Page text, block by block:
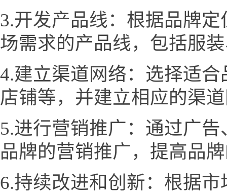
3.开发产品线：根据品牌
场需求的产品线，包括服
4.建立渠道网络：选择适
店铺等，并建立相应的渠
5.进行营销推广：通过广
品牌的营销推广，提高品
6.持续改进和创新：根据